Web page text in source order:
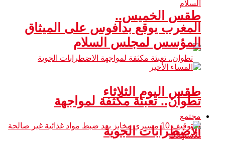
طقس الخميس..
تطوان.. تعبئة مكثفة لمواجهة
الاضطرابات الجوية
المغرب يوقع بدافوس على الميثاق
المؤسس لمجلس السلام
طقس اليوم الثلاثاء
مجتمع